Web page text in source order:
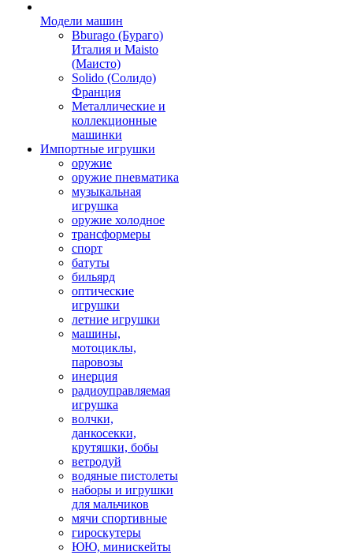
Модели машин
Bburago (Бураго)
Италия и Maisto
(Маисто)
Solido (Солидо)
Франция
Металлические и
коллекционные
машинки
Импортные игрушки
оружие
оружие пневматика
музыкальная
игрушка
оружие холодное
трансформеры
спорт
батуты
бильярд
оптические
игрушки
летние игрушки
машины,
мотоциклы,
паровозы
инерция
радиоуправляемая
игрушка
волчки,
данкосекки,
крутяшки, бобы
ветродуй
водяные пистолеты
наборы и игрушки
для мальчиков
мячи спортивные
гироскутеры
ЮЮ, минискейты